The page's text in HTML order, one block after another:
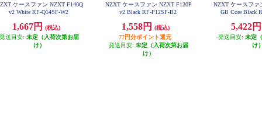
ケースファン NZXT F140Q
v2 White RF-Q14SF-W2
1,667円
(税込)
発送目安: 未定（入荷次第お届
け）
NZXT ケースファン NZXT F120P
v2 Black RF-P12SF-B2
1,558円
(税込)
77円分ポイント還元
発送目安: 未定（入荷次第お届
け）
NZXT ケースファ
GB Core Black
5,422
発送目安: 未定
け